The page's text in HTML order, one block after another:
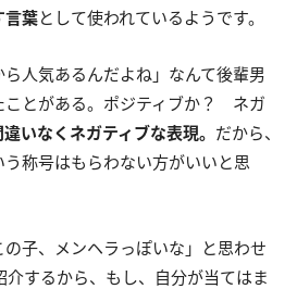
言葉として使われているようです。
人気あるんだよね」なんて後輩男
ことがある。ポジティブか？ ネガ
違いなくネガティブな表現。 だから、
称号はもらわない方がいいと思
子、メンヘラっぽいな」と思わせ
介するから、もし、自分が当てはま